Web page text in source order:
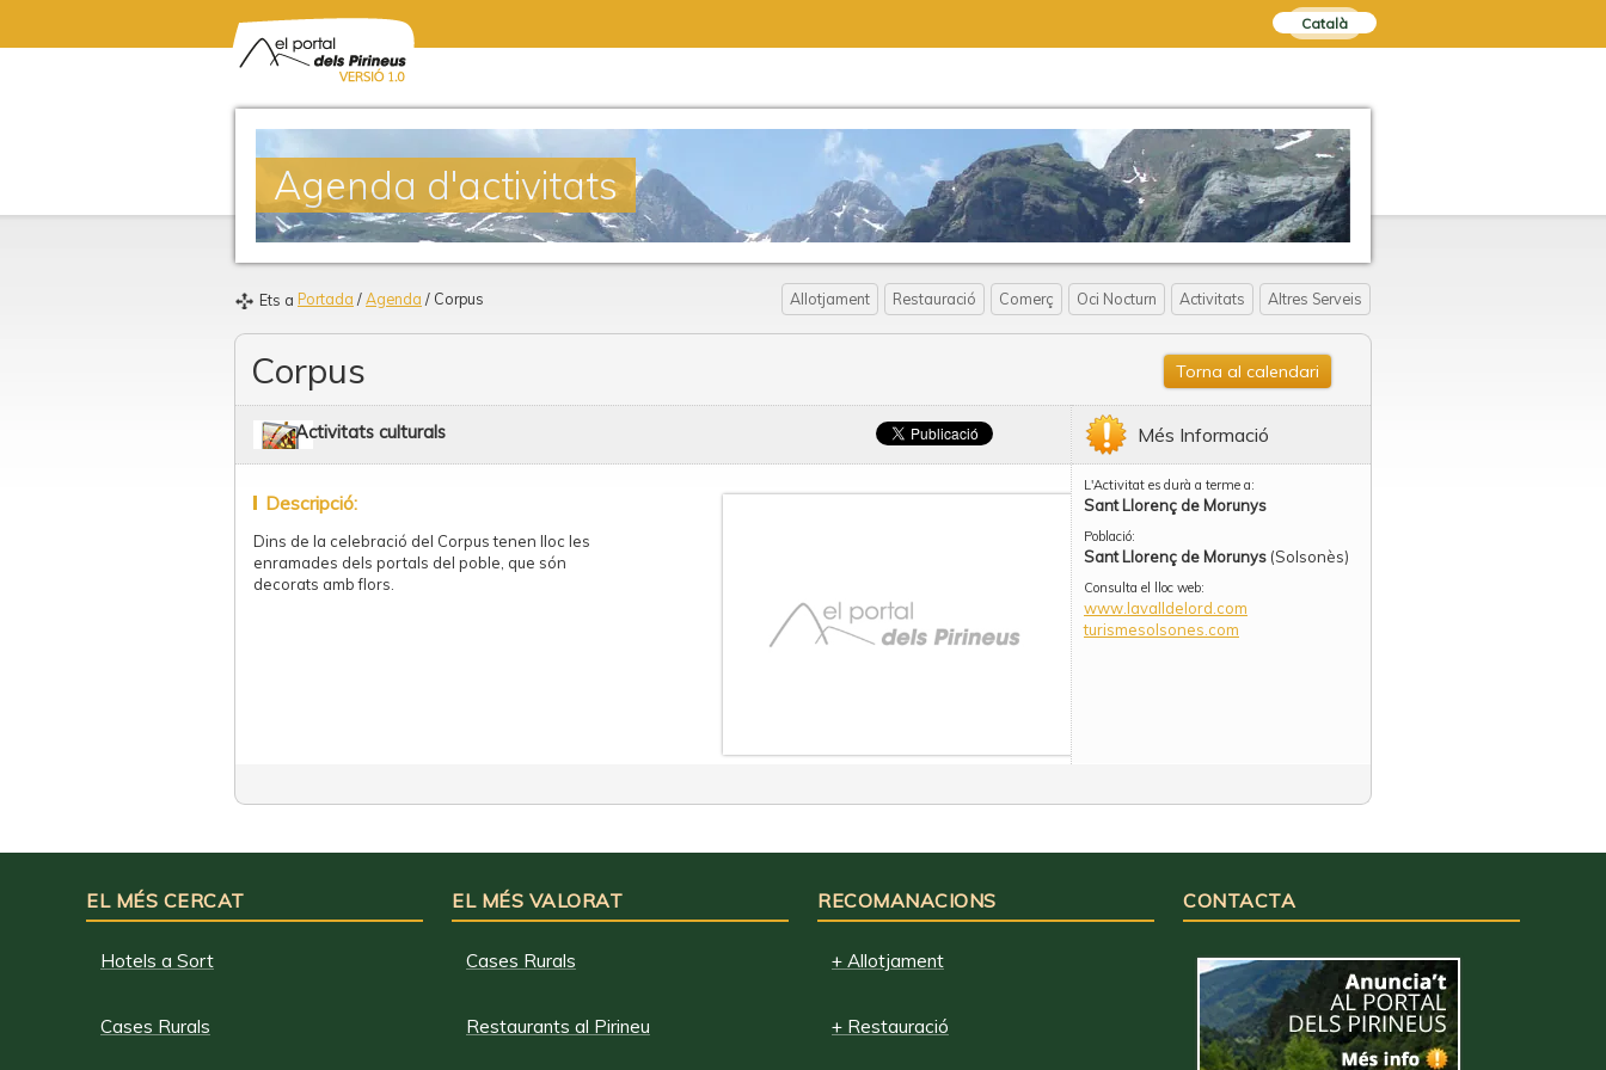
Català
Agenda d'activitats
Ets a Portada / Agenda / Corpus Allotjament Restauració Comerç Oci Nocturn Activitats Altres Serveis
Corpus Torna al calendari
Activitats culturals
Descripció:
Dins de la celebració del Corpus tenen lloc les
enramades dels portals del poble, que són
decorats amb flors.
Més Informació
L'Activitat es durà a terme a:
Sant Llorenç de Morunys
Població:
Sant Llorenç de Morunys (Solsonès)
Consulta el lloc web:
www.lavalldelord.com
turismesolsones.com
EL MÉS CERCAT
Hotels a Sort
Cases Rurals
EL MÉS VALORAT
Cases Rurals
Restaurants al Pirineu
RECOMANACIONS
+ Allotjament
+ Restauració
CONTACTA